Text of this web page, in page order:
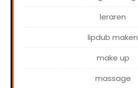
leraren
lipdub maken
make up
massage